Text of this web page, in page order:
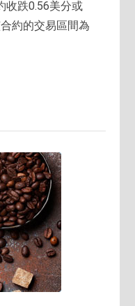
收跌0.56美分或
約的交易區間為